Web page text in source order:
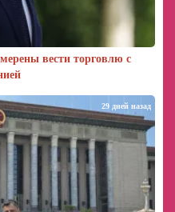
вести торговлю с
29 дней назад